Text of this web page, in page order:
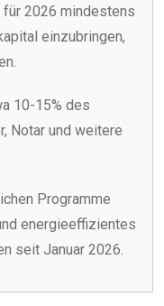
für 2026 mindestens
einzubringen,
10-15% des
Notar und weitere
Programme
energieeffizientes
seit Januar 2026.